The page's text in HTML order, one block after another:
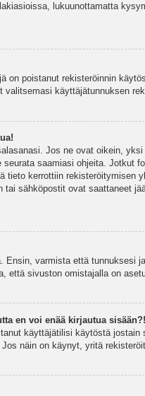
lukuunottamatta
on poistanut rekisteröinnin
käyttäjätunnuksen
Jos ne ovat oikein,
saamiasi ohjeita. Jotkut
tieto kerrottiin
tai sähköpostit ovat saattaneet
Ensin, varmista että tunnuksesi
että sivuston omistajalla on
en voi enää kirjautua sisään?!
käyttäjätilisi käytöstä
näin on käynyt, yritä